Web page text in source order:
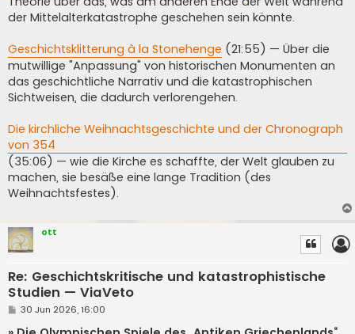
der Mittelalterkatastrophe geschehen sein könnte.
Geschichtsklitterung à la Stonehenge (21:55) — Über die
mutwillige "Anpassung" von historischen Monumenten an
das geschichtliche Narrativ und die katastrophischen
Sichtweisen, die dadurch verlorengehen.
Die kirchliche Weihnachtsgeschichte und der Chronograph
von 354
(35:06) — wie die Kirche es schaffte, der Welt glauben zu
machen, sie besäße eine lange Tradition (des
Weihnachtsfestes).
ott
Re: Geschichtskritische und katastrophistische
Studien — ViaVeto
P
s
30 Jun 2026, 16:00